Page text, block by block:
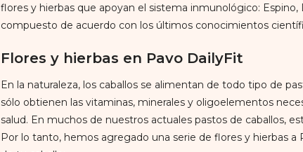
flores y hierbas que apoyan el sistema inmunológico:
compuesto de acuerdo con los últimos conocimientos
Flores y hierbas en Pavo DailyFit
En la naturaleza, los caballos se alimentan de todo tipo de
sólo obtienen las vitaminas, minerales y oligoelementos
salud. En muchos de nuestros actuales pastos de caballos,
Por lo tanto, hemos agregado una serie de flores y hierbas a